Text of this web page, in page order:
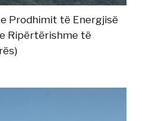
Prodhimit të Energjisë
Ripërtërishme të